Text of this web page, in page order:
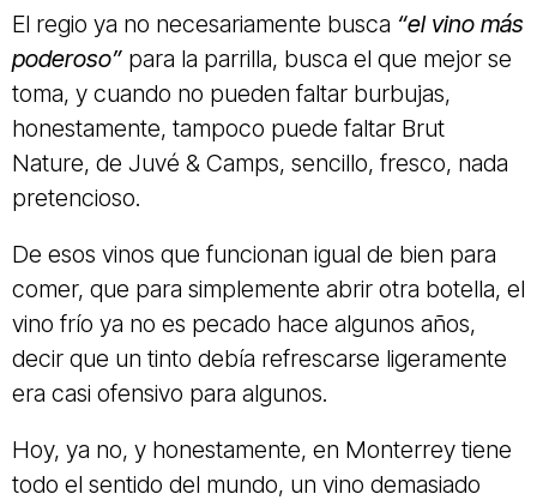
El regio ya no necesariamente busca “el vino más
poderoso” para la parrilla, busca el que mejor se
toma, y cuando no pueden faltar burbujas,
honestamente, tampoco puede faltar Brut
Nature, de Juvé & Camps, sencillo, fresco, nada
pretencioso.
De esos vinos que funcionan igual de bien para
comer, que para simplemente abrir otra botella, el
vino frío ya no es pecado hace algunos años,
decir que un tinto debía refrescarse ligeramente
era casi ofensivo para algunos.
Hoy, ya no, y honestamente, en Monterrey tiene
todo el sentido del mundo, un vino demasiado